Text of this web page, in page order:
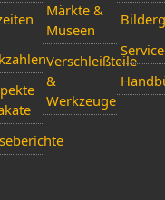
Märkte &
Museen
Verschleißteile
&
Werkzeuge